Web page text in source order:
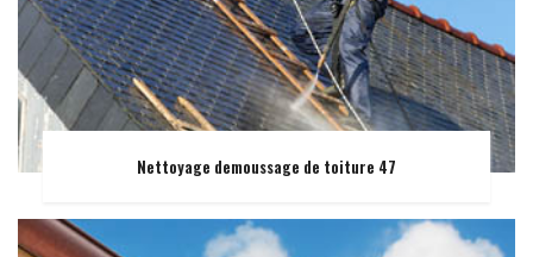
Nettoyage demoussage de toiture 47